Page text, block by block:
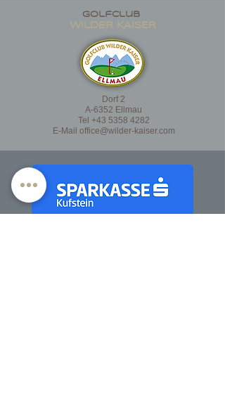
golfclub
wildER KAISER
Dorf 2
A-6352 Ellmau
Tel +43 5358 4282
E-Mail office@wilder-kaiser.com